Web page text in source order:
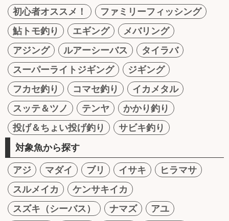
初心者オススメ！
ファミリーフィッシング
鮎トモ釣り
エギング
メバリング
アジング
ルアーシーバス
タイラバ
スーパーライトジギング
ジギング
フカセ釣り
コマセ釣り
イカメタル
スッテ＆ツノ
テンヤ
かかり釣り
投げ＆ちょい投げ釣り
サビキ釣り
対象魚から探す
アジ マダイ ブリ イサキ
ヒラマサ
スルメイカ
ケンサキイカ
スズキ（シーバス）
ナマズ
アユ